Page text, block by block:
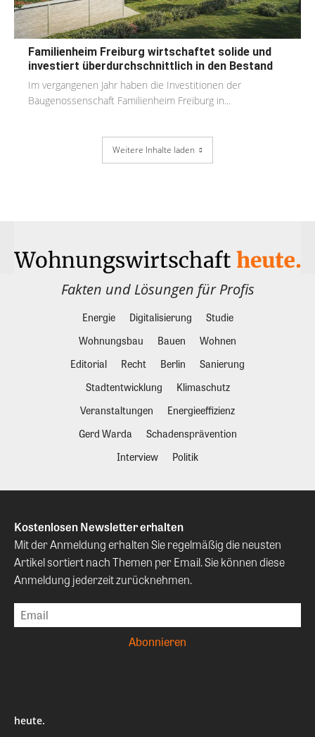
Familienheim Freiburg wirtschaftet solide und
investiert überdurchschnittlich in den Bestand
Im vergangenen Jahr haben die Investitionen der
Baugenossenschaft Familienheim Freiburg in...
Weitere Inhalte laden
Fakten und Lösungen für Profis
Energie Digitalisierung
Studie
Wohnungsbau
Bauen
Wohnen
Editorial
Recht Berlin
Sanierung
Stadtentwicklung
Klimaschutz
Veranstaltungen
Energieeffizienz
Gerd Warda
Schadensprävention
Interview
Politik
Kostenlosen Newsletter erhalten
Mit der Anmeldung erhalten Sie regelmäßig die neusten
Artikel sortiert nach Themen per Email. Sie können diese
Anmeldung jederzeit zurücknehmen.
heute.